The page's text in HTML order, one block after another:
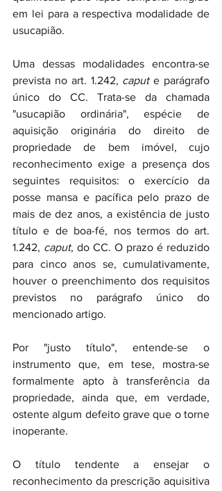
em lei para a respectiva modalidade de
usucapião.
Uma dessas modalidades encontra-se
prevista no art. 1.242, caput e parágrafo
único do CC. Trata-se da chamada
"usucapião ordinária", espécie de
aquisição originária do direito de
propriedade de bem imóvel, cujo
reconhecimento exige a presença dos
seguintes requisitos: o exercício da
posse mansa e pacífica pelo prazo de
mais de dez anos, a existência de justo
título e de boa-fé, nos termos do art.
1.242, caput, do CC. O prazo é reduzido
para cinco anos se, cumulativamente,
houver o preenchimento dos requisitos
previstos no parágrafo único do
mencionado artigo.
Por "justo título", entende-se o
instrumento que, em tese, mostra-se
formalmente apto à transferência da
propriedade, ainda que, em verdade,
ostente algum defeito grave que o torne
inoperante.
O título tendente a ensejar o
reconhecimento da prescrição aquisitiva